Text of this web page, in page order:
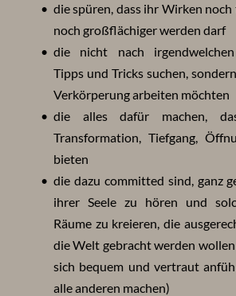
die spüren, dass ihr Wirken
noch großflächiger werden darf
die nicht nach
Tipps und Tricks suchen,
Verkörperung arbeiten möchten
die alles dafür machen,
Transformation, Tiefgang,
bieten
die dazu committed sind, ganz
ihrer Seele zu hören und
Räume zu kreieren, die
die Welt gebracht werden
sich bequem und vertraut
alle anderen machen)